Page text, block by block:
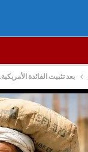
بعد تثبيت الفائدة الأمريكية..